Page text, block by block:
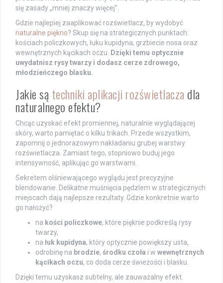
się zasady „mniej znaczy więcej”.
Gdzie najlepiej zaaplikować rozświetlacz, by wydobyć
naturalne piękno? Skup się na strategicznych punktach:
kościach policzkowych, łuku kupidyna, grzbiecie nosa oraz
wewnętrznych kącikach oczu.
Dzięki temu optycznie
uwydatnisz rysy twarzy i dodasz cerze zdrowego,
młodzieńczego blasku.
Jakie są techniki aplikacji rozświetlacza dla
naturalnego efektu?
Chcąc uzyskać efekt promiennej, naturalnie wyglądającej
skóry, warto pamiętać o kilku trikach. Przede wszystkim,
zapomnij o jednorazowym nakładaniu grubej warstwy
rozświetlacza. Zamiast tego, stopniowo buduj jego
intensywność, aplikując go warstwami.
Sekretem olśniewającego wyglądu jest precyzyjne
blendowanie. Delikatne muśnięcia pędzlem w strategicznych
miejscach dają najlepsze rezultaty. Gdzie konkretnie warto
go nałożyć?
na kości policzkowe, które pięknie podkreślą rysy
twarzy,
na łuk kupidyna, który optycznie powiększy usta,
odrobinę na brodzie, środku czoła i w wewnętrznych
kącikach oczu, co doda cerze świeżości i blasku.
Dzięki temu uzyskasz subtelny, ale zauważalny efekt.